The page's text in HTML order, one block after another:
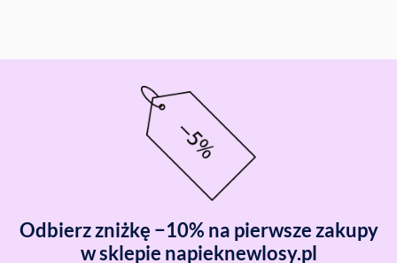
Odbierz zniżkę −10% na pierwsze zakupy
w sklepie napieknewlosy.pl